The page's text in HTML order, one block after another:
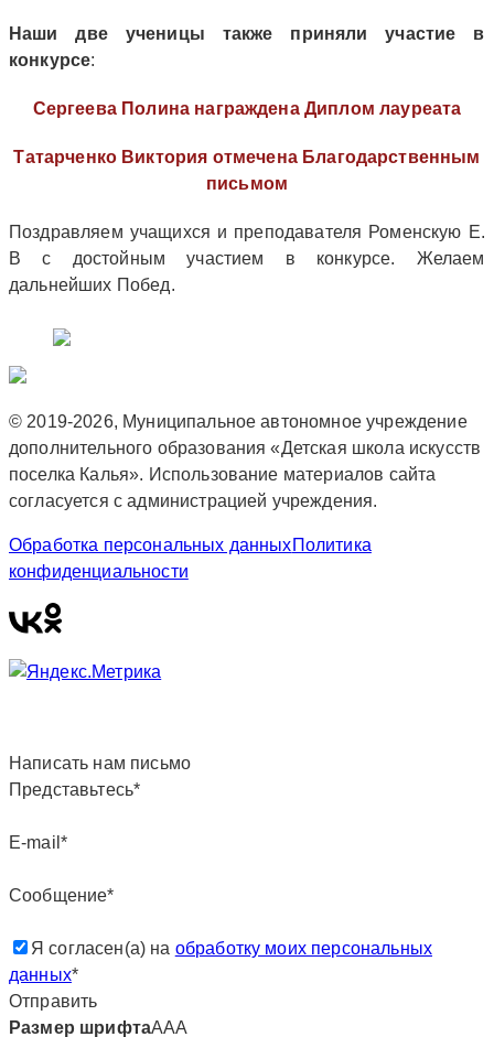
Наши две ученицы также приняли участие в
конкурсе:
Сергеева Полина награждена Диплом лауреата
Татарченко Виктория отмечена Благодарственным
письмом
Поздравляем учащихся и преподавателя Роменскую Е.
В с достойным участием в конкурсе. Желаем
дальнейших Побед.
© 2019-2026, Муниципальное автономное учреждение
дополнительного образования «Детская школа искусств
поселка Калья». Использование материалов сайта
согласуется с администрацией учреждения.
Обработка персональных данныхПолитика
конфиденциальности
Написать нам письмо
Представьтесь*
E-mail*
Сообщение*
Я согласен(а) на обработку моих персональных
данных*
Отправить
Размер шрифтаААА